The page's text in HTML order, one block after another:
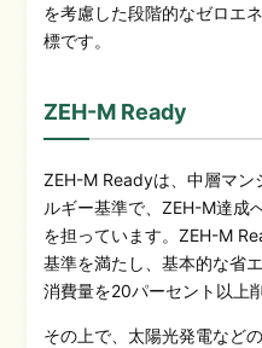
を考慮した段階的なゼロエ
標です。
ZEH-M Ready
ZEH-M Readyは、中層マン
ルギー基準で、ZEH-M達成
を担っています。ZEH-M
基準を満たし、基本的な省
消費量を20パーセント以上
その上で、太陽光発電など